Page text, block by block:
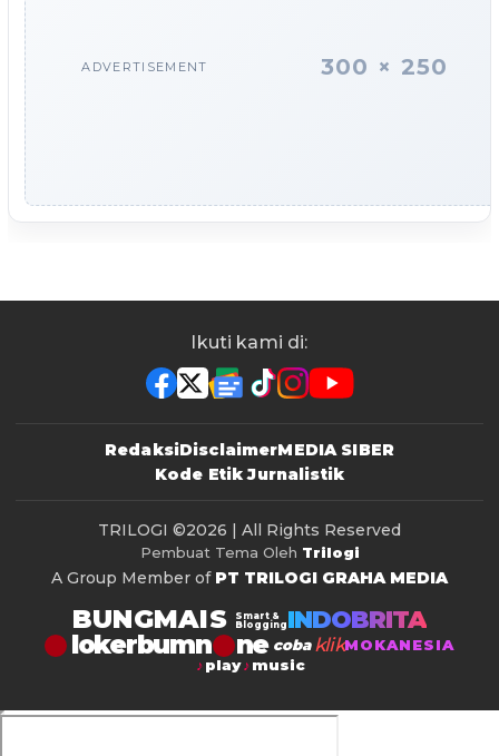
ADVERTISEMENT 300 × 250
Ikuti kami di:
RedaksiDisclaimerMEDIA SIBER
Kode Etik Jurnalistik
TRILOGI ©2026 | All Rights Reserved
Pembuat Tema Oleh Trilogi
A Group Member of PT TRILOGI GRAHA MEDIA
BUNGMAIS
Smart &
Blogging INDOBRITA
lokerbumn coba klikMOKANESIA
play
music